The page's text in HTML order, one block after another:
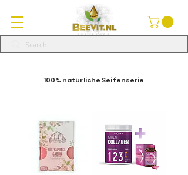
100% natürliche Seifenserie